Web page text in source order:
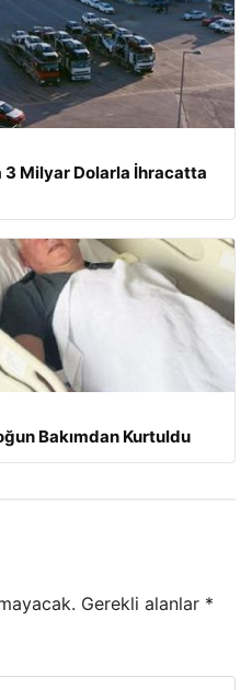
Milyar Dolarla İhracatta
Bakımdan Kurtuldu
Gerekli alanlar *